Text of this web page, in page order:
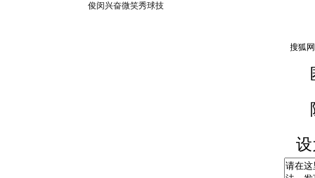
俊闵兴奋微笑秀球技